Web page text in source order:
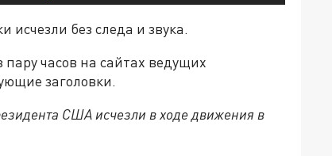
без следа и звука.
пару часов на сайтах ведущих
заголовки.
США исчезли в ходе движения в